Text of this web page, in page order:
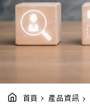
首頁 產品資訊